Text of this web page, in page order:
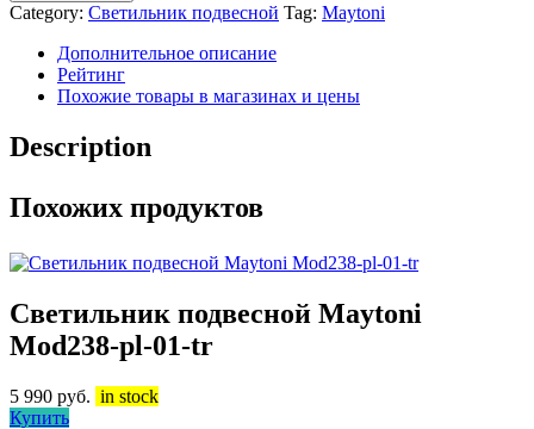
Category: Светильник подвесной Tag: Maytoni
Дополнительное описание
Рейтинг
Похожие товары в магазинах и цены
Description
Похожих продуктов
Светильник подвесной Maytoni
Mod238-pl-01-tr
5 990 руб. in stock
Купить